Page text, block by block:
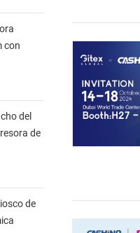
con
del
de
de